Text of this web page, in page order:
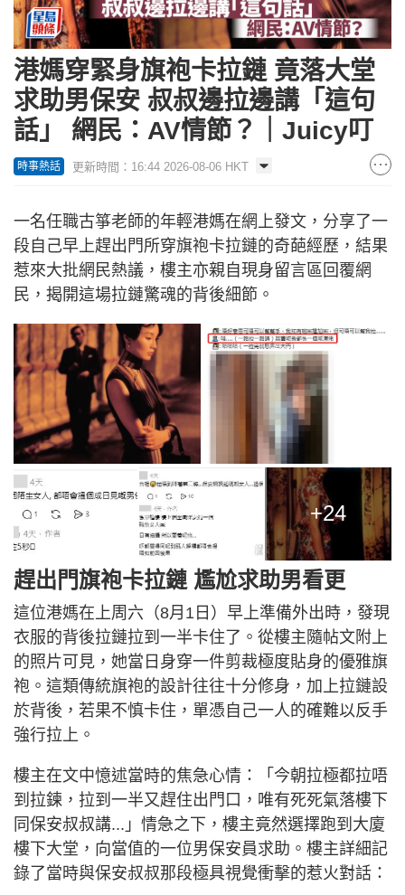
港媽穿緊身旗袍卡拉鏈 竟落大堂
求助男保安 叔叔邊拉邊講「這句
話」 網民：AV情節？｜Juicy叮
時事熱話 更新時間：16:44 2026-08-06 HKT
一名任職古箏老師的年輕港媽在網上發文，分享了一
段自己早上趕出門所穿旗袍卡拉鏈的奇葩經歷，結果
惹來大批網民熱議，樓主亦親自現身留言區回覆網
民，揭開這場拉鏈驚魂的背後細節。
+24
趕出門旗袍卡拉鏈 尷尬求助男看更
這位港媽在上周六（8月1日）早上準備外出時，發現
衣服的背後拉鏈拉到一半卡住了。從樓主隨帖文附上
的照片可見，她當日身穿一件剪裁極度貼身的優雅旗
袍。這類傳統旗袍的設計往往十分修身，加上拉鏈設
於背後，若果不慎卡住，單憑自己一人的確難以反手
強行拉上。
樓主在文中憶述當時的焦急心情：「今朝拉極都拉唔
到拉鍊，拉到一半又趕住出門口，唯有死死氣落樓下
同保安叔叔講...」情急之下，樓主竟然選擇跑到大廈
樓下大堂，向當值的一位男保安員求助。樓主詳細記
錄了當時與保安叔叔那段極具視覺衝擊的惹火對話：